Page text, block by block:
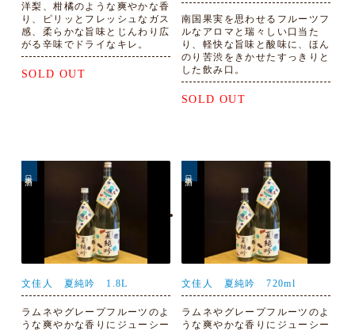
洋梨、柑橘のような爽やかな香
り、ピリッとフレッシュなガス
感、柔らかな旨味とじんわり広
がる辛味でドライなキレ。
SOLD OUT
南国果実を思わせるフルーツフ
ルなアロマと瑞々しい口当た
り、軽快な旨味と酸味に、ほん
のり苦渋をきかせたすっきりと
した飲み口。
SOLD OUT
文佳人 夏純吟 1.8L
ラムネやグレープフルーツのよ
うな爽やかな香りにジューシー
文佳人 夏純吟 720ml
ラムネやグレープフルーツのよ
うな爽やかな香りにジューシー